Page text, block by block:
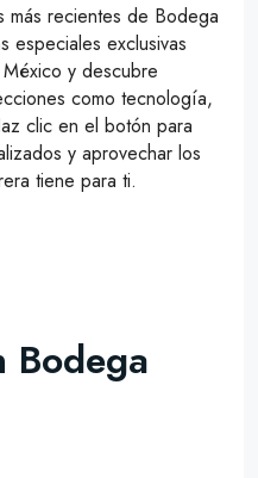
más recientes de Bodega
especiales exclusivas
y descubre
como tecnología,
clic en el botón para
y aprovechar los
tiene para ti.
Bodega